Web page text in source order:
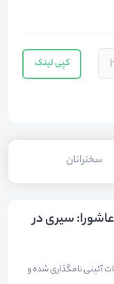
کپی لینک
سخنرانان
سیری در
آئینی نامگذاری شده و